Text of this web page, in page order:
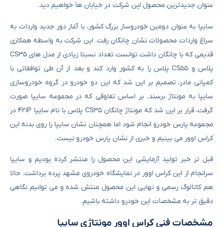
عنوان جدیدترین محصول این شرکت در خیابان ها خواهیم دید.
سایپا به عنوان دومین خودروساز بزرگ کشور، با آغاز دور جدید واردات به
سراغ واردات محصولات نشان چانگان رفت. این شرکت به واسطه همکاری
قدیمی که با چانگان داشت توانست تعداد نسبتا زیادی از مدل های CS35
پلاس و CS55 پلاس را به کشور وارد کند و بعد از آن طی توافقاتی با
کمپانی مادر، تصمیم بر این شد که این دو خودرو در گروه خودروسازی
سایپا به مونتاژ برسند. بر اساس تفاوقی که در مجموعه سایپا صورت
گرفت، قرار بر این شد که مونتاژ چانگان CS35 پلاس با نام سایپا ۴۲۱P در
مجموعه پارس خودرو انجام شود اما همچنان نشان سایپا را روی بدنه این
کراس اوور می بینیم و خبری از نشان پارس خودرو نیست.
قبل تر خبر تولید آزمایشی این محصول را منتشر کرده بودیم و سایپا
سرانجام از این کراس اوور در نمایشگاه خودروی مشهد پرده برداشت. حالا
هم کاتالوگ رسمی و نهایی این محصول منتش شده و می توانیم نگاهی
دقیق تر به مشخصات این خودرو داشته باشیم.
مشخصات فنی کراس اوور مونتاژی سایپا